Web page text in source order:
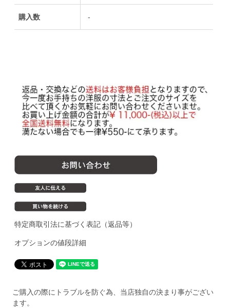
購入数 -
特定商取引法に基づく表記（返品等）
オプションの値段詳細
ご購入の際にトラブルを防ぐ為、当店独自の決まり事がござい
ます。